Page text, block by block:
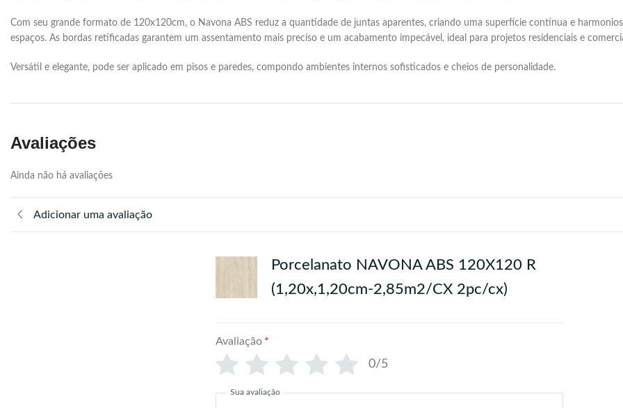
Com seu grande formato de 120x120cm, o Navona ABS reduz a quantidade de juntas aparentes, criando uma superfície contínua e
espaços. As bordas retificadas garantem um assentamento mais preciso e um acabamento impecável, ideal para projetos residenciais e
Versátil e elegante, pode ser aplicado em pisos e paredes, compondo ambientes internos sofisticados e cheios de personalidade.
Avaliações
Ainda não há avaliações
Adicionar uma avaliação
Porcelanato NAVONA ABS 120X120 R
(1,20x,1,20cm-2,85m2/CX 2pc/cx)
Avaliação *
0/5
Sua avaliação